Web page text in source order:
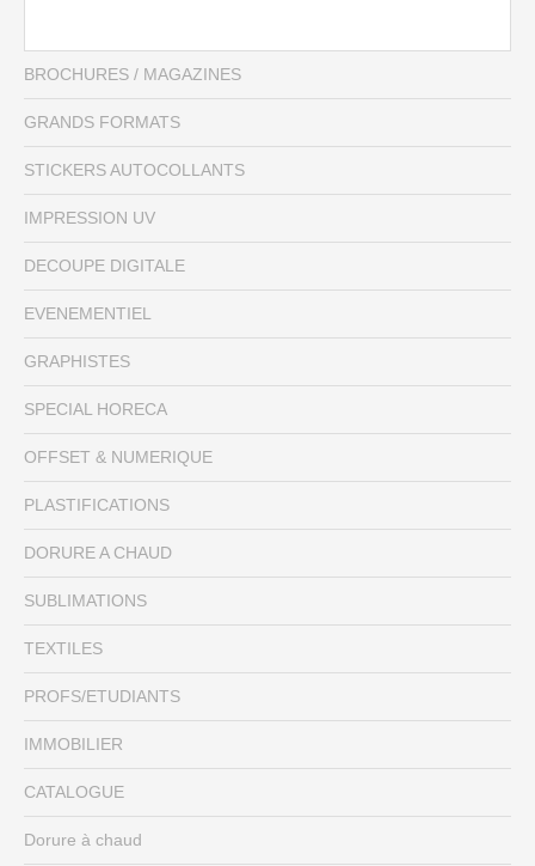
BROCHURES / MAGAZINES
GRANDS FORMATS
STICKERS AUTOCOLLANTS
IMPRESSION UV
DECOUPE DIGITALE
EVENEMENTIEL
GRAPHISTES
SPECIAL HORECA
OFFSET & NUMERIQUE
PLASTIFICATIONS
DORURE A CHAUD
SUBLIMATIONS
TEXTILES
PROFS/ETUDIANTS
IMMOBILIER
CATALOGUE
Dorure à chaud